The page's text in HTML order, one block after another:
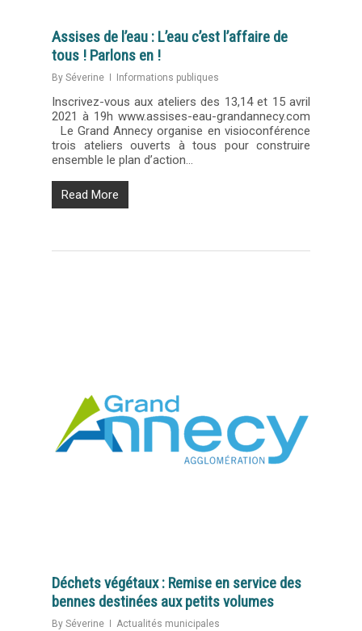
Assises de l’eau : L’eau c’est l’affaire de
tous ! Parlons en !
By Séverine Informations publiques
Inscrivez-vous aux ateliers des 13,14 et 15 avril
2021 à 19h www.assises-eau-grandannecy.com
Le Grand Annecy organise en visioconférence
trois ateliers ouverts à tous pour construire
ensemble le plan d’action…
Read More
Déchets végétaux : Remise en service des
bennes destinées aux petits volumes
By Séverine Actualités municipales